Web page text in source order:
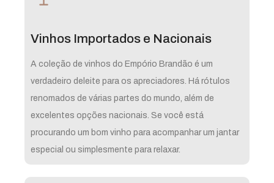
Vinhos Importados e Nacionais
A coleção de vinhos do Empório Brandão é um
verdadeiro deleite para os apreciadores. Há rótulos
renomados de várias partes do mundo, além de
excelentes opções nacionais. Se você está
procurando um bom vinho para acompanhar um jantar
especial ou simplesmente para relaxar.